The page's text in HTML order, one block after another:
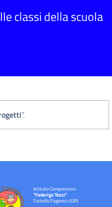
classi della scuola
".
Istituto Comprensivo
"Federigo Tozzi"
Civitella Paganico (GR)